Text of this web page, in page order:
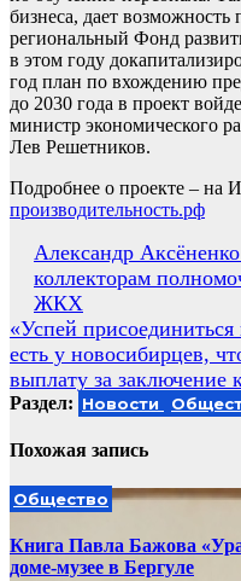
бизнеса, дает возможность
региональный Фонд
в этом году
год план по вхождению
до 2030 года в проект
министр экономического
Лев Решетников.
Подробнее о проекте – на
производительность.рф
Навигация
по
записям
Александр
коллекторам
ЖКХ
«Успей
есть у новосибирцев,
выплату за заключение
Раздел: Новости
Похожая запись
Общество
Книга Павла Бажова
доме-музее в Бергуле